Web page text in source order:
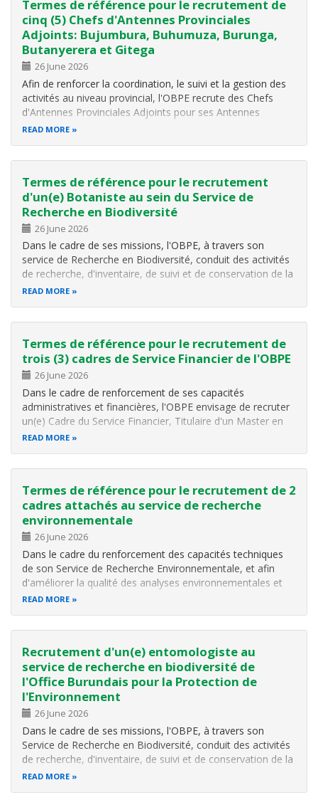
Termes de référence pour le recrutement de
cinq (5) Chefs d'Antennes Provinciales
Adjoints: Bujumbura, Buhumuza, Burunga,
Butanyerera et Gitega
26 June 2026
Afin de renforcer la coordination, le suivi et la gestion des
activités au niveau provincial, l'OBPE recrute des Chefs
d'Antennes Provinciales Adjoints pour ses Antennes
Bujumbura, Buhumuza, Burunga, Butanyerera et Gitega,
READ MORE
Termes de référence pour le recrutement
d'un(e) Botaniste au sein du Service de
Recherche en Biodiversité
26 June 2026
Dans le cadre de ses missions, l'OBPE, à travers son
service de Recherche en Biodiversité, conduit des activités
de recherche, d'inventaire, de suivi et de conservation de la
Biodiversité (flore, faune, écosystèmes), en particulier au
READ MORE
Termes de référence pour le recrutement de
trois (3) cadres de Service Financier de l'OBPE
26 June 2026
Dans le cadre de renforcement de ses capacités
administratives et financières, l'OBPE envisage de recruter
un(e) Cadre du Service Financier, Titulaire d'un Master en
Comptabilité ou discipline similaire, afin de contribuer à la
READ MORE
Termes de référence pour le recrutement de 2
cadres attachés au service de recherche
environnementale
26 June 2026
Dans le cadre du renforcement des capacités techniques
de son Service de Recherche Environnementale, et afin
d'améliorer la qualité des analyses environnementales et
des études scientifiques, l'OBPE envisage de recruter un(e)
READ MORE
Recrutement d'un(e) entomologiste au
service de recherche en biodiversité de
l'Office Burundais pour la Protection de
l'Environnement
26 June 2026
Dans le cadre de ses missions, l'OBPE, à travers son
Service de Recherche en Biodiversité, conduit des activités
de recherche, d'inventaire, de suivi et de conservation de la
biodiversité (faune, écosystèmes), en particulier au sein des
READ MORE